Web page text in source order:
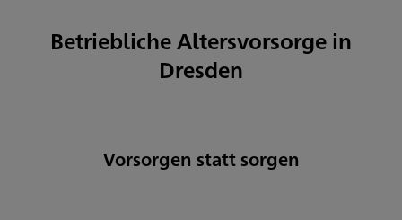
Betriebliche Altersvorsorge in
Dresden
Vorsorgen statt sorgen